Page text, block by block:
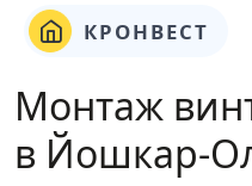
КРОНВЕСТ
Монтаж
в Йошкар-